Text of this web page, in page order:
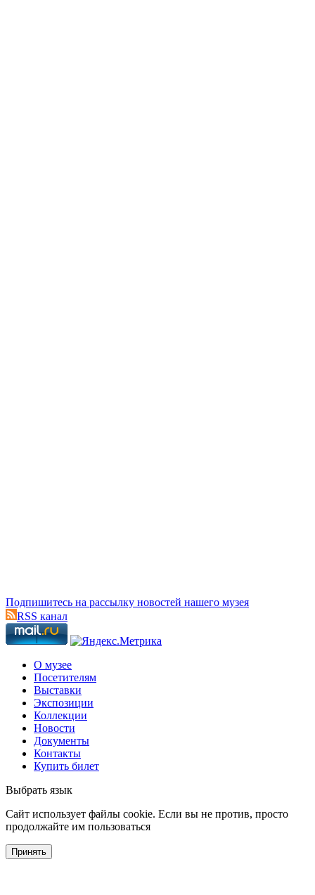
Подпишитесь на рассылку новостей нашего музея
RSS канал
О музее
Посетителям
Выставки
Экспозиции
Коллекции
Новости
Документы
Контакты
Купить билет
Выбрать язык
Cайт использует файлы cookie. Если вы не против, просто
продолжайте им пользоваться
Принять